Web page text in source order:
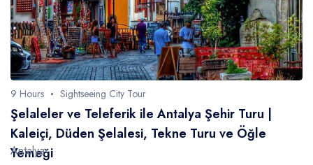
9 Hours Sightseeing City Tour
Şelaleler ve Teleferik ile Antalya Şehir Turu |
Kaleiçi, Düden Şelalesi, Tekne Turu ve Öğle
Yemeği
Antalya